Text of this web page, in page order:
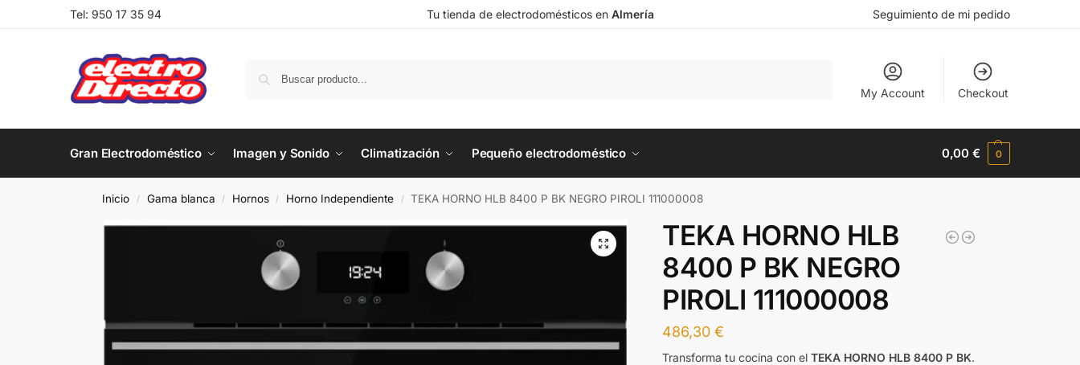
Tel: 950 17 35 94 Tu tienda de electrodomésticos en Almería Seguimiento de mi pedido
My Account Checkout
Gran Electrodoméstico Imagen y Sonido Climatización Pequeño electrodoméstico 0,00€ 0
Inicio / Gama blanca / Hornos / Horno Independiente / TEKA HORNO HLB 8400 P BK NEGRO PIROLI 111000008
TEKA HORNO HLB
8400 P BK NEGRO
PIROLI 111000008
486,30€
Transforma tu cocina con elTEKA HORNO HLB 8400 P BK.